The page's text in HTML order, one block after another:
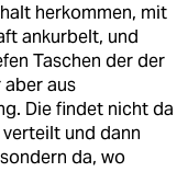
herkommen, mit
ankurbelt, und
Taschen der der
aus
Die findet nicht da
und dann
da, wo